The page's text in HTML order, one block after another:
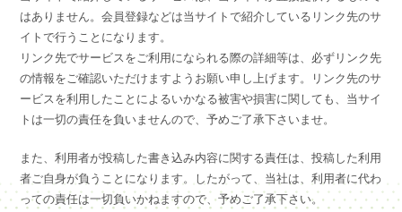
はありません。会員登録などは当サイトで紹介しているリンク先のサ
イトで行うことになります。
リンク先でサービスをご利用になられる際の詳細等は、必ずリンク先
の情報をご確認いただけますようお願い申し上げます。リンク先のサ
ービスを利用したことによるいかなる被害や損害に関しても、当サイ
トは一切の責任を負いませんので、予めご了承下さいませ。
また、利用者が投稿した書き込み内容に関する責任は、投稿した利用
者ご自身が負うことになります。したがって、当社は、利用者に代わ
っての責任は一切負いかねますので、予めご了承下さい。